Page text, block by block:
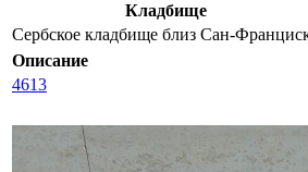
Кладбище
Сербское кладбище близ Сан-
Описание
4613